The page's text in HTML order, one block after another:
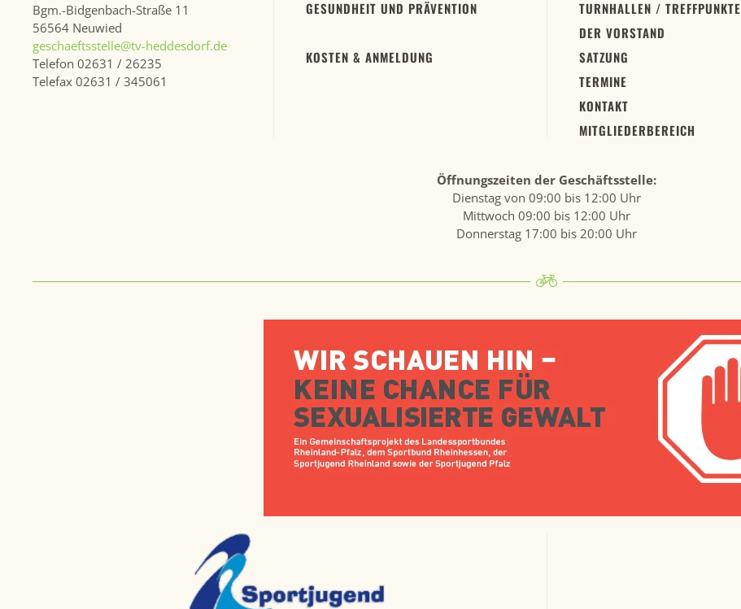
Bgm.-Bidgenbach-Straße 11
56564 Neuwied
geschaeftsstelle@tv-heddesdorf.de
Telefon 02631 / 26235
Telefax 02631 / 345061
GESUNDHEIT UND PRÄVENTION
KOSTEN & ANMELDUNG
TURNHALLEN / TREFFPUNKTE
DER VORSTAND
SATZUNG
TERMINE
KONTAKT
MITGLIEDERBEREICH
Öffnungszeiten der Geschäftsstelle:
Dienstag von 09:00 bis 12:00 Uhr
Mittwoch 09:00 bis 12:00 Uhr
Donnerstag 17:00 bis 20:00 Uhr